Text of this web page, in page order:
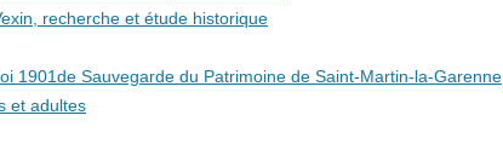
recherche et étude historique
1901de Sauvegarde du Patrimoine de Saint-Martin-la-Garenne
et adultes